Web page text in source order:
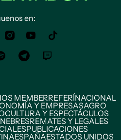
en:
MEMBERREFERÍNACIONAL
Y EMPRESASAGRO
CULTURA Y ESPECTÁCULOS
REMATES Y LEGALES
PUBLICACIONES
ESPAÑAESTADOS UNIDOS